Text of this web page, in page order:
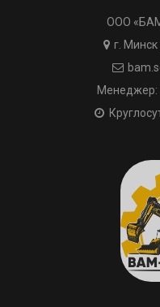
ООО
г.
Менеджер: